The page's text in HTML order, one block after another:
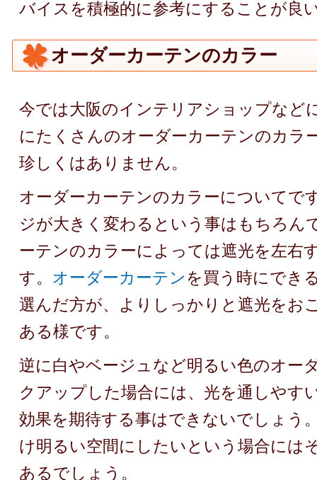
バイスを積極的に参考にすることが良
オーダーカーテンのカラー
今では大阪のインテリアショップなど
にたくさんのオーダーカーテンのカラ
珍しくはありません。
オーダーカーテンのカラーについてで
ジが大きく変わるという事はもちろん
ーテンのカラーによっては遮光を左右
す。 オーダーカーテンを買う時にでき
選んだ方が、よりしっかりと遮光をお
ある様です。
逆に白やベージュなど明るい色のオー
クアップした場合には、光を通しやす
効果を期待する事はできないでしょう
け明るい空間にしたいという場合には
あるでしょう。